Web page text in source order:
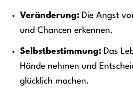
Veränderung:Die Angst
und Chancen erkennen.
Selbstbestimmung:Das
Hände nehmen und
glücklich machen.